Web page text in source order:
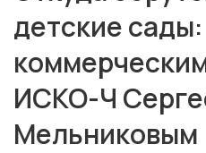
детские
ИСКО-Ч
Мельниковым